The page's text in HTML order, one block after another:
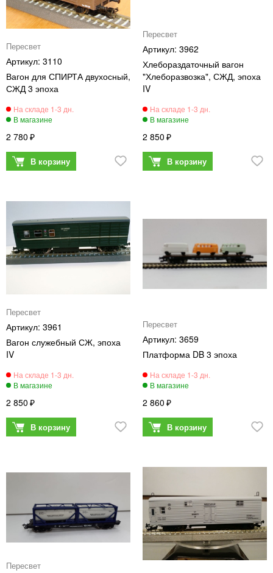
Пересвет
3110
Вагон для СПИРТА двухосный,
СЖД 3 эпоха
2 780
Пересвет
3962
Хлебораздаточный вагон
"Хлеборазвозка", СЖД, эпоха
IV
2 850
Пересвет
3961
Вагон служебный СЖ, эпоха
IV
2 850
Пересвет
3659
Платформа DB 3 эпоха
2 860
Пересвет